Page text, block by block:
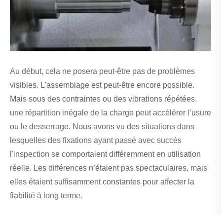
Au début, cela ne posera peut-être pas de problèmes
visibles. L'assemblage est peut-être encore possible.
Mais sous des contraintes ou des vibrations répétées,
une répartition inégale de la charge peut accélérer l’usure
ou le desserrage. Nous avons vu des situations dans
lesquelles des fixations ayant passé avec succès
l'inspection se comportaient différemment en utilisation
réelle. Les différences n’étaient pas spectaculaires, mais
elles étaient suffisamment constantes pour affecter la
fiabilité à long terme.